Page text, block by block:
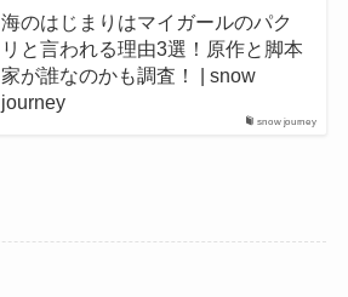
snow journey
海のはじまりはマイガールのパク
リと言われる理由3選！原作と脚本
家が誰なのかも調査！ | snow
journey